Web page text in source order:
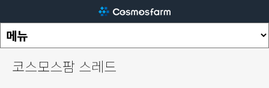
코스모스팜 스레드